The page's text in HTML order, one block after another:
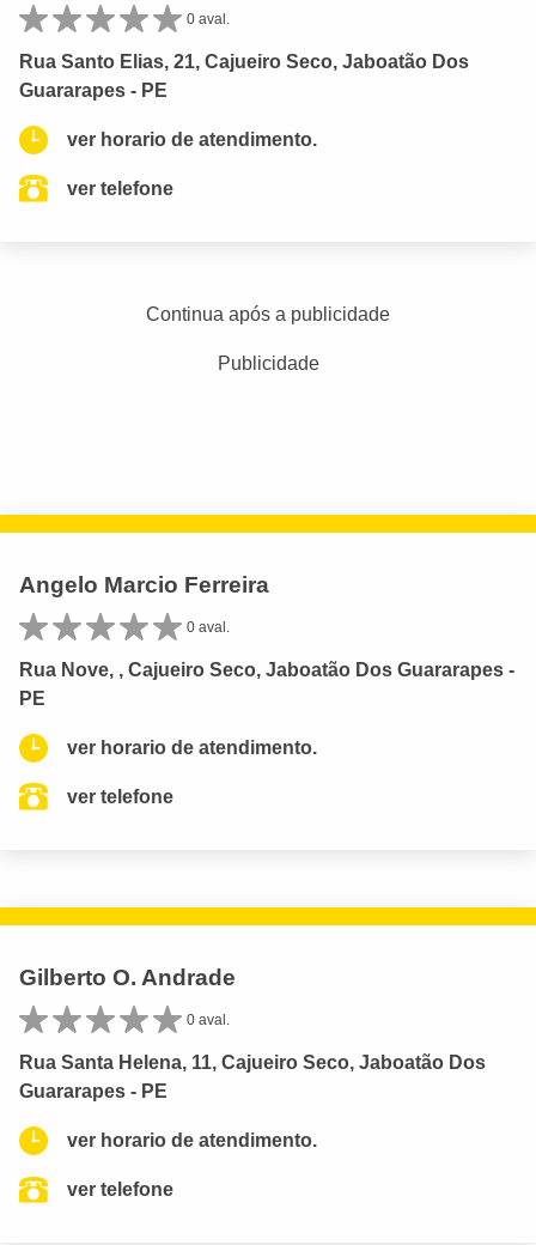
0 aval.
Rua Santo Elias, 21, Cajueiro Seco, Jaboatão Dos
Guararapes - PE
ver horario de atendimento.
ver telefone
Continua após a publicidade
Publicidade
Angelo Marcio Ferreira
0 aval.
Rua Nove, , Cajueiro Seco, Jaboatão Dos Guararapes -
PE
ver horario de atendimento.
ver telefone
Gilberto O. Andrade
0 aval.
Rua Santa Helena, 11, Cajueiro Seco, Jaboatão Dos
Guararapes - PE
ver horario de atendimento.
ver telefone